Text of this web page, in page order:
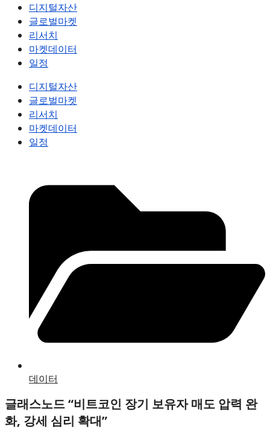
디지털자산
글로벌마켓
리서치
마켓데이터
일정
디지털자산
글로벌마켓
리서치
마켓데이터
일정
데이터
글래스노드 “비트코인 장기 보유자 매도 압력 완
화, 강세 심리 확대”